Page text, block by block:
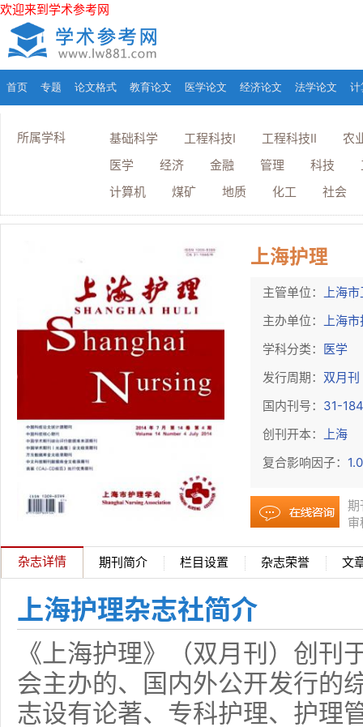
欢迎来到学术参考网
首页 专题 论文格式 教育论文 医学论文 经济论文 法学论文 计
所属学科 基础科学 工程科技I 工程科技II
农
医学
经济 金融 管理 科技
计算机
煤矿 地质 化工 社会
上海护理
主管单位：
上海
主办单位：
上海
学科分类： 医学
发行周期： 双月刊
国内刊号： 31-
创刊开本：
上海
复合影响因子：
期
审
杂志详情 期刊简介 栏目设置 杂志荣誉 文
上海护理杂志社简介
《上海护理》（双月刊）创
会主办的、国内外公开发行的
志设有论著、专科护理、护理